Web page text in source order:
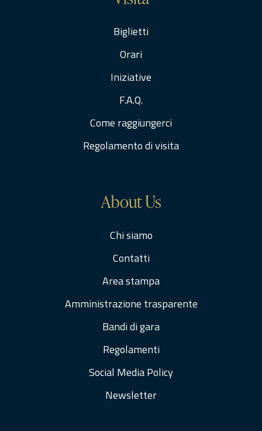
Biglietti
Orari
Iniziative
F.A.Q.
Come raggiungerci
Regolamento di visita
About Us
Chi siamo
Contatti
Area stampa
Amministrazione trasparente
Bandi di gara
Regolamenti
Social Media Policy
Newsletter